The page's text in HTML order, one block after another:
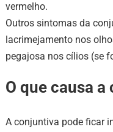
vermelho.
Outros sintomas da
lacrimejamento nos
pegajosa nos cílios (se
O que causa
A conjuntiva pode ficar